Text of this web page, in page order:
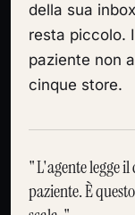
della sua
resta piccolo.
paziente non
cinque store.
L'agente legge
paziente. È